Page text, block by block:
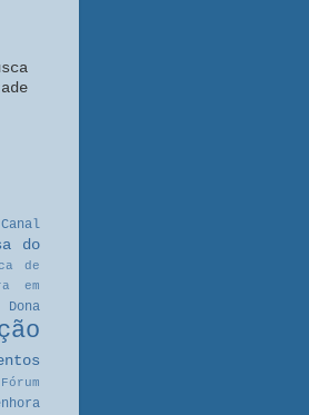
Canal
do
de
em
Dona
Fórum